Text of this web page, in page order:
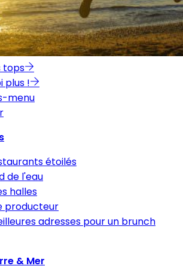
tops
plus !
menu
étoilés
de l'eau
halles
producteur
adresses pour un brunch
& Mer